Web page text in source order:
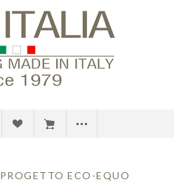
PROGETTO ECO-EQUO